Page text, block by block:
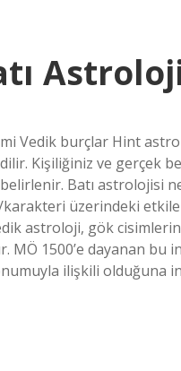
Vedik burçlar Hint
Kişiliğiniz ve gerçek
Batı astrolojisi
üzerindeki
astroloji, gök
MÖ 1500’e dayanan
ilişkili olduğuna